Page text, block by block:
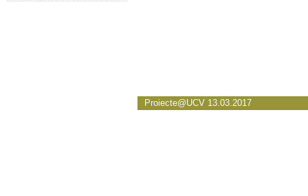
Proiecte@UCV 13.03.2017